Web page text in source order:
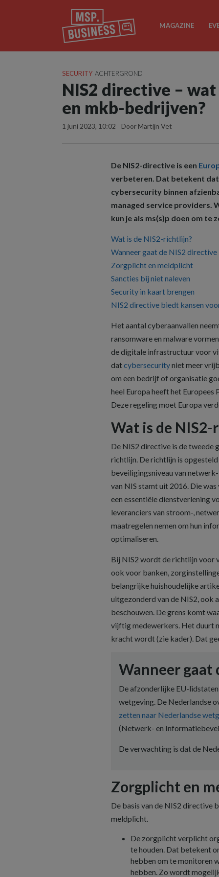
MAGAZINE
SECURITY ACHTERGROND
NIS2 directive –
en mkb-bedrijven?
1 juni 2023, 10:02 Door Martijn Vet
De NIS2-directive is een
verbeteren. Dat betekent
cybersecurity binnen
managed service providers.
kun je als ms(s)p doen om te
Wat is de NIS2-richtlijn?
Wanneer gaat de NIS2 directive
Zorgplicht en meldplicht
Sancties bij niet naleven
Security in kaart brengen
NIS2 directive biedt kansen voor
Het aantal cyberaanvallen
ransomware en malware
de digitale infrastructuur voor
dat cybersecurityniet meer
om een bedrijf of organisatie
heel Europa heeft het Europees
Deze regeling moet Europa
Wat is de
De NIS2 directive is de tweede
richtlijn. De richtlijn is opgesteld
beveiligingsniveau van
van NIS stamt uit 2016. Die
een essentiële dienstverlening
leveranciers van stroom-,
maatregelen nemen om hun
optimaliseren.
Bij NIS2 wordt de richtlijn voor
ook voor banken,
belangrijke huishoudelijke
uitgezonderd van de NIS2, ook
beschouwen. De grens komt
vijftig medewerkers. Het duurt
kracht wordt (zie kader). Dat
Wanneer gaat
De afzonderlijke EU-
wetgeving. De Nederlandse
zetten naar Nederlandse
(Netwerk- en
De verwachting is dat de
Zorgplicht en
De basis van de NIS2 directive
meldplicht.
De zorgplicht verplicht
te houden. Dat betekent
hebben om te monitoren
hebben. Zo wordt